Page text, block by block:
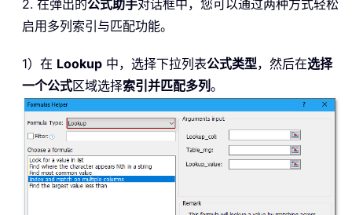
2. 在弹出的公式助手对话框中，您可以通过两种方式轻松
启用多列索引与匹配功能。
1）在 Lookup 中，选择下拉列表公式类型，然后在选择
一个公式区域选择索引并匹配多列。